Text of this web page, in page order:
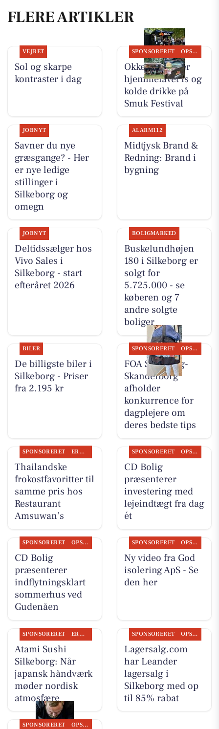
FLERE ARTIKLER
VEJRET
Sol og skarpe
kontraster i dag
SPONSORERET OPSLAGSTAVLEN
Okkels serverer
hjemmelavet is og
kolde drikke på
Smuk Festival
JOBNYT
Savner du nye
græsgange? - Her
er nye ledige
stillinger i
Silkeborg og
omegn
ALARM112
Midtjysk Brand &
Redning: Brand i
bygning
JOBNYT
Deltidssælger hos
Vivo Sales i
Silkeborg - start
efteråret 2026
BOLIGMARKED
Buskelundhøjen
180 i Silkeborg er
solgt for
5.725.000 - se
køberen og 7
andre solgte
boliger
BILER
De billigste biler i
Silkeborg - Priser
fra 2.195 kr
SPONSORERET OPSLAGSTAVLEN
FOA Silkeborg-
Skanderborg
afholder
konkurrence for
dagplejere om
deres bedste tips
SPONSORERET ERHVERV
Thailandske
frokostfavoritter til
samme pris hos
Restaurant
Amsuwan’s
SPONSORERET OPSLAGSTAVLEN
CD Bolig
præsenterer
investering med
lejeindtægt fra dag
ét
SPONSORERET OPSLAGSTAVLEN
CD Bolig
præsenterer
indflytningsklart
sommerhus ved
Gudenåen
SPONSORERET OPSLAGSTAVLEN
Ny video fra God
isolering ApS - Se
den her
SPONSORERET ERHVERV
Atami Sushi
Silkeborg: Når
japansk håndværk
møder nordisk
atmosfære
SPONSORERET OPSLAGSTAVLEN
Lagersalg.com
har Leander
lagersalg i
Silkeborg med op
til 85% rabat
SPONSORERET OPSLAGSTAVLEN